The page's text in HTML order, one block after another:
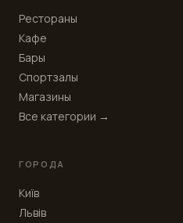
Рестораны
Кафе
Бары
Спортзалы
Магазины
Все категории →
ГОРОДА
Київ
Львів